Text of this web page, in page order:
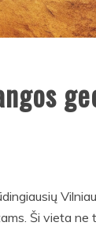
Ši vieta ne